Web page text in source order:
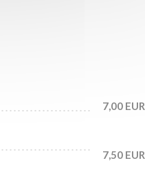
7,00 EUR
7,50 EUR